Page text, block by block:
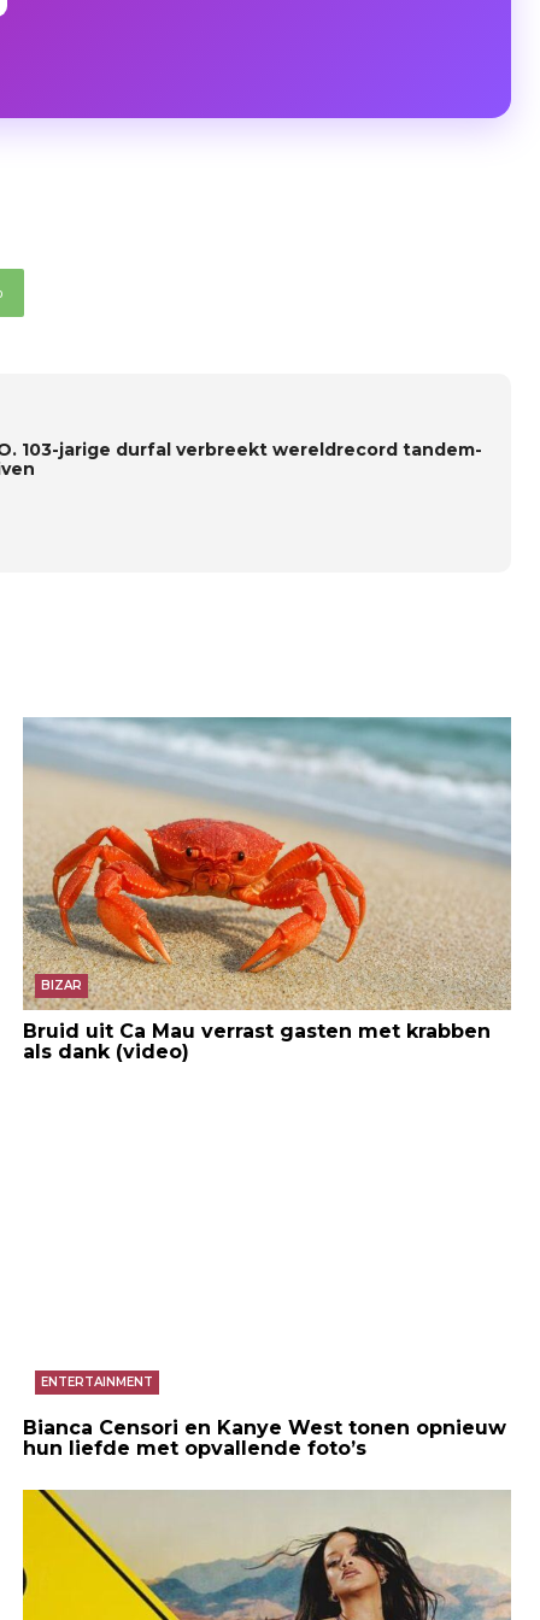
103-jarige durfal verbreekt wereldrecord tandem-
BIZAR
Bruid uit Ca Mau verrast gasten met krabben
als dank (video)
ENTERTAINMENT
Bianca Censori en Kanye West tonen opnieuw
hun liefde met opvallende foto’s